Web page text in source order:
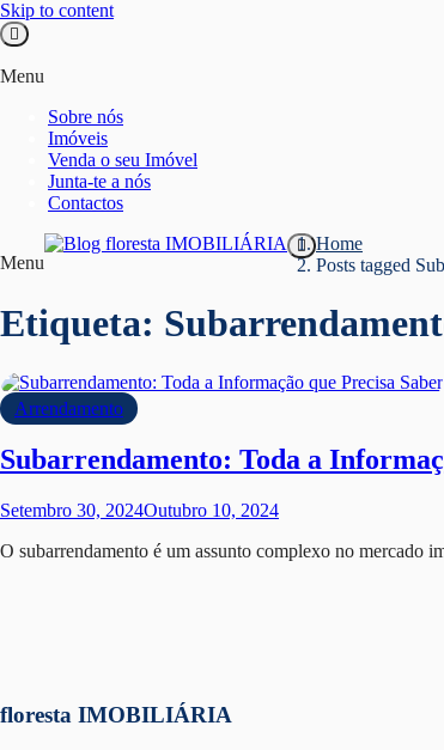
Skip to content
Menu
Sobre nós
Imóveis
Venda o seu Imóvel
Junta-te a nós
Contactos
Menu
Home
Posts tagged
Etiqueta:
Arrendamento
Subarrendamento: Toda a
Setembro 30, 2024Outubro 10, 2024
O subarrendamento é um assunto complexo no mercado
floresta IMOBILIÁRIA